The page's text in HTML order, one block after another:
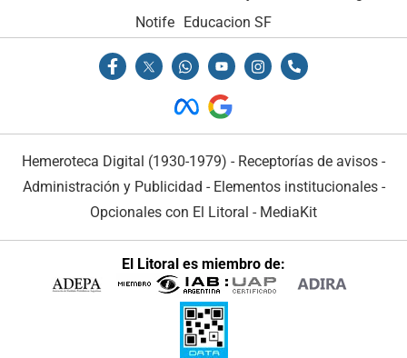
Notife Educacion SF
Hemeroteca Digital (1930-1979) - Receptorías de avisos -
Administración y Publicidad - Elementos institucionales-
Opcionales con El Litoral - MediaKit
El Litoral es miembro de: